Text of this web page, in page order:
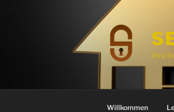
Ihre
Willkommen